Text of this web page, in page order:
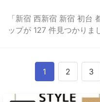
「新宿 西新宿 新宿 初台
ップが 127 件見つかりま
1 2 3